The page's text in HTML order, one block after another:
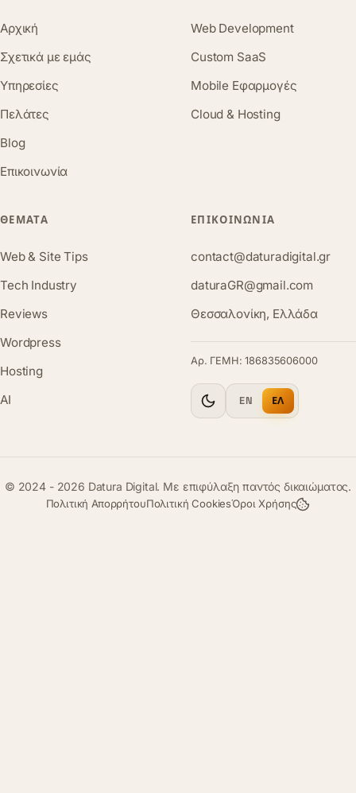
Αρχική
Σχετικά με εμάς
Υπηρεσίες
Πελάτες
Blog
Επικοινωνία
Web Development
Custom SaaS
Mobile Εφαρμογές
Cloud & Hosting
ΘΈΜΑΤΑ
Web & Site Tips
Tech Industry
Reviews
Wordpress
Hosting
AI
ΕΠΙΚΟΙΝΩΝΊΑ
contact@daturadigital.gr
daturaGR@gmail.com
Θεσσαλονίκη, Ελλάδα
Αρ. ΓΕΜΗ: 186835606000
EN ΕΛ
© 2024 - 2026 Datura Digital. Με επιφύλαξη παντός δικαιώματος.
Πολιτική ΑπορρήτουΠολιτική CookiesΌροι Χρήσης